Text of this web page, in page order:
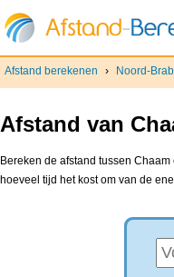
Afstand berekenen › Noord-
Afstand van
Bereken de afstand tussen
hoeveel tijd het kost om van de